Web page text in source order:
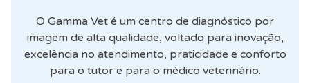
O Gamma Vet é um centro de diagnóstico por
imagem de alta qualidade, voltado para inovação,
excelência no atendimento, praticidade e conforto
para o tutor e para o médico veterinário.